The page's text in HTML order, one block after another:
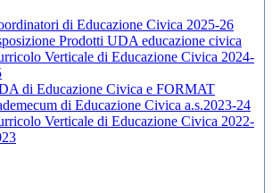
di Educazione Civica 2025-26
Prodotti UDA educazione civica
Verticale di Educazione Civica 2024-
di Educazione Civica e FORMAT
di Educazione Civica a.s.2023-24
Verticale di Educazione Civica 2022-